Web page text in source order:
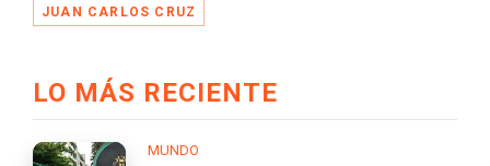
JUAN CARLOS CRUZ
LO MÁS RECIENTE
MUNDO